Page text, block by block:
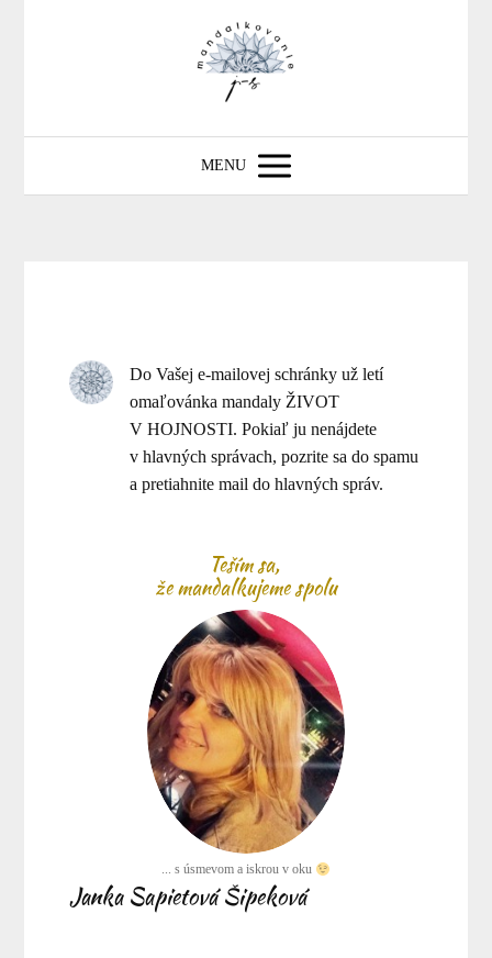
MENU
Do Vašej e-mailovej schránky už letí
omaľovánka mandaly ŽIVOT
V HOJNOSTI. Pokiaľ ju nenájdete
v hlavných správach, pozrite sa do spamu
a pretiahnite mail do hlavných správ.
Teším sa,
že mandalkujeme spolu
... s úsmevom a iskrou v oku
Janka Sapietová Šipeková